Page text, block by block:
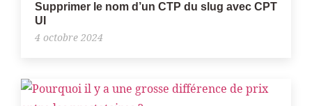
Supprimer le nom d’un CTP du slug avec CPT
UI
4 octobre 2024